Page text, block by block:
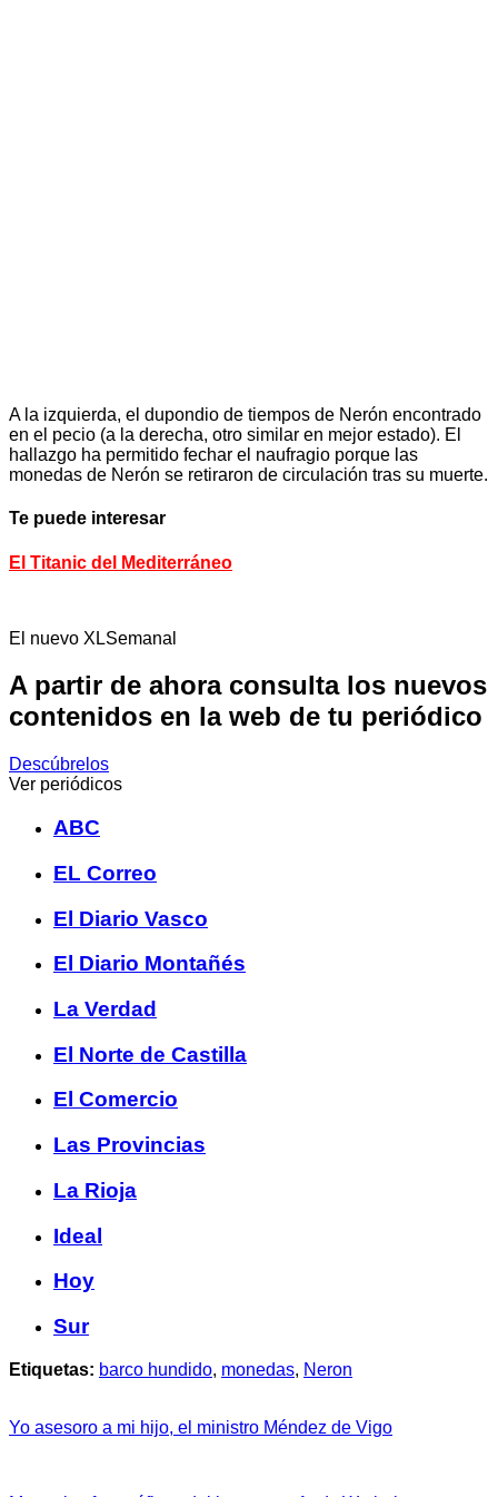
A la izquierda, el dupondio de tiempos de Nerón encontrado
en el pecio (a la derecha, otro similar en mejor estado). El
hallazgo ha permitido fechar el naufragio porque las
monedas de Nerón se retiraron de circulación tras su muerte.
Te puede interesar
El Titanic del Mediterráneo
El nuevo XLSemanal
A partir de ahora consulta los nuevos
contenidos en la web de tu periódico
Descúbrelos
Ver periódicos
ABC
EL Correo
El Diario Vasco
El Diario Montañés
La Verdad
El Norte de Castilla
El Comercio
Las Provincias
La Rioja
Ideal
Hoy
Sur
Etiquetas: barco hundido, monedas, Neron
Yo asesoro a mi hijo, el ministro Méndez de Vigo